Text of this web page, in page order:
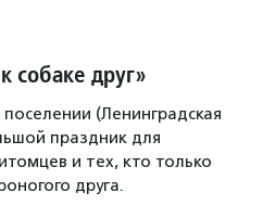
собаке друг»
(Ленинградская
праздник для
и тех, кто только
друга.